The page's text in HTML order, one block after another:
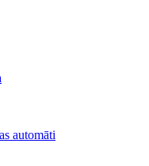
automāti